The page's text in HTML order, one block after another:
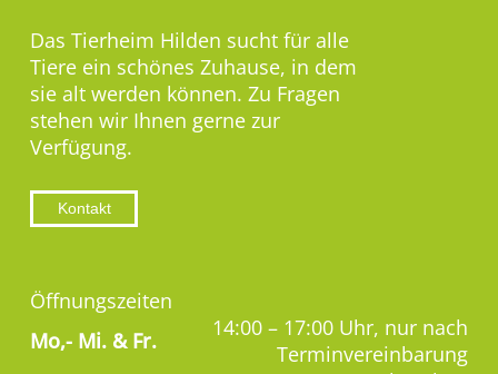
Das Tierheim Hilden sucht für alle
Tiere ein schönes Zuhause, in dem
sie alt werden können. Zu Fragen
stehen wir Ihnen gerne zur
Verfügung.
Kontakt
Öffnungszeiten
Mo,- Mi. & Fr.
14:00 – 17:00 Uhr, nur nach
Terminvereinbarung